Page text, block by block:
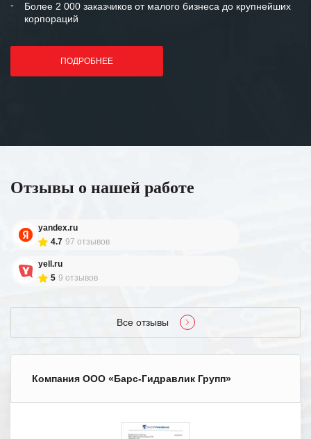
Более 2 000 заказчиков от малого бизнеса до крупнейших
корпораций
ПОДРОБНЕЕ
Отзывы о нашей работе
yandex.ru
4.7 97 отзывов
yell.ru
5 9 отзывов
Все отзывы
Компания ООО «Барс-Гидравлик Групп»